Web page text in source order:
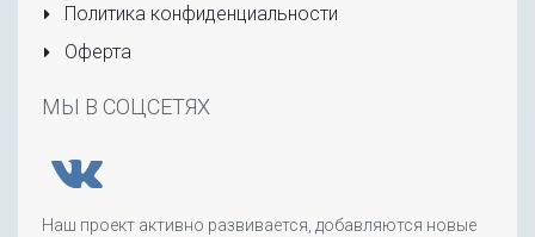
Политика конфиденциальности
Оферта
МЫ В СОЦСЕТЯХ
Наш проект активно развивается, добавляются новые